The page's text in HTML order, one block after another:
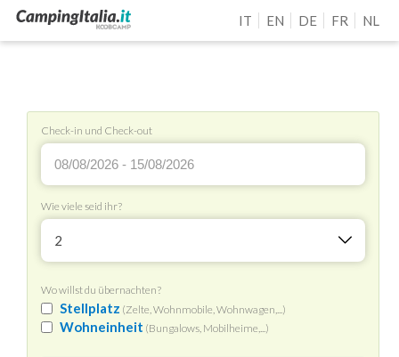
IT EN DE FR NL
Check-in und Check-out
Wie viele seid ihr?
2
Wo willst du übernachten?
Stellplatz (Zelte, Wohnmobile, Wohnwagen,...)
Wohneinheit (Bungalows, Mobilheime,...)